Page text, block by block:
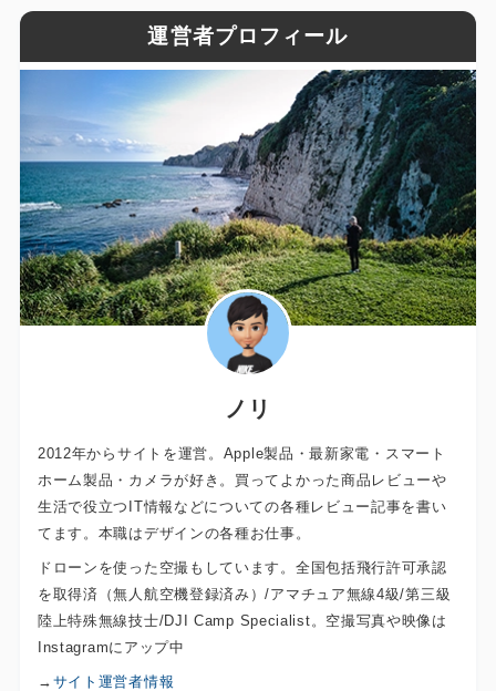
運営者プロフィール
ノリ
2012年からサイトを運営。Apple製品・最新家電・スマート
ホーム製品・カメラが好き。買ってよかった商品レビューや
生活で役立つIT情報などについての各種レビュー記事を書い
てます。本職はデザインの各種お仕事。
ドローンを使った空撮もしています。全国包括飛行許可承認
を取得済（無人航空機登録済み）/アマチュア無線4級/第三級
陸上特殊無線技士/DJI Camp Specialist。空撮写真や映像は
Instagramにアップ中
→ サイト運営者情報